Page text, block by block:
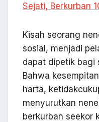
Sejati, Berkurban
Kisah seorang
sosial, menjadi
dapat dipetik bagi
Bahwa
harta,
menyurutkan
berkurban seekor